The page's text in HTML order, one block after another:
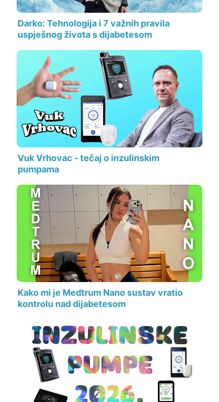
Darko: Tehnologija i 7 važnih pravila
uspješnog života s dijabetesom
Vuk Vrhovac - tečaj o inzulinskim
pumpama
Kako mi je Medtrum Nano sustav vratio
kontrolu nad dijabetesom